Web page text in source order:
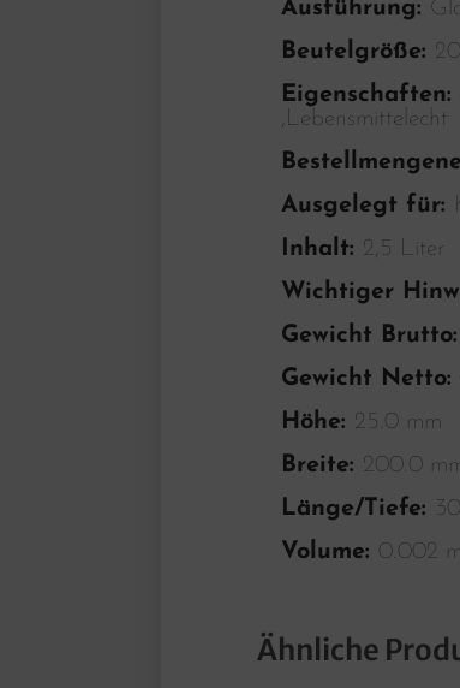
Ausführung:
Beutelgröße:
Eigenschaften:
,Lebensmittelecht
Ausgelegt für:
Inhalt: 2,5 Liter
Wichtiger
Gewicht Brutto:
Gewicht Netto:
Höhe: 25.0 mm
Breite: 200.0
Länge/Tiefe:
Volume: 0.002
Ähnliche